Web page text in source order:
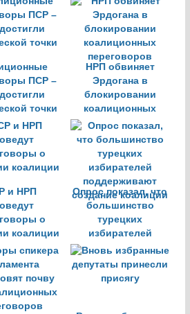
ПСР –
точки
НРП обвиняет
Эрдогана в
блокировании
коалиционных
переговоров
и НРП
о
коалиции
Опрос показал, что
большинство
турецких
избирателей
поддерживают
создание коалиции